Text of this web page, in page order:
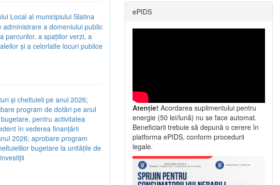
Local al municipiului Slatina
a domeniului public
parcurilor, a spațiilor verzi, a
și a celorlalte locuri publice
și cheltuieli pe anul 2026;
program de dotări pe anul
pentru activitatea
în vederea finanțării
2026; aprobare program
bugetare la unitățile de
ePIDS
Atenție! Acordarea suplimentului pentru
energie (50 lei/lună) nu se face automat.
Beneficiarii trebuie să depună o cerere în
platforma ePIDS, conform procedurii
legale.